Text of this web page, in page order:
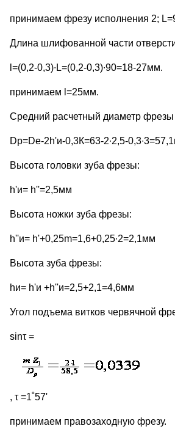
принимаем фрезу исполнения 2;
Длина шлифованной части
l=(0,2-0,3)∙L=(0,2-0,3)∙90=18-27мм.
принимаем l=25мм.
Средний расчетный диаметр фрезы
Dр=Dе-2h'и-0,3К=63-2∙2,5-
Высота головки зуба фрезы:
h'и= h''=2,5мм
Высота ножки зуба фрезы:
h''и= h'+0,25m=1,6+0,25∙2=2,1мм
Высота зуба фрезы:
hи= h'и +h''и=2,5+2,1=4,6мм
Угол подъема витков червячной
sinτ =
, τ =1˚57'
принимаем правозаходную фрезу.